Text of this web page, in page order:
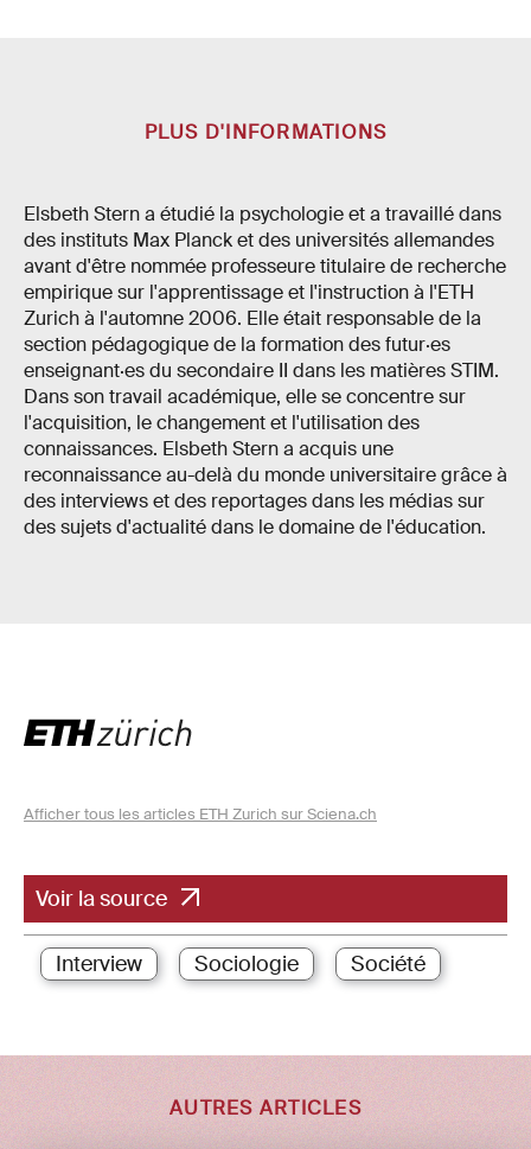
PLUS D'INFORMATIONS
Elsbeth Stern a étudié la psychologie et a travaillé dans
des instituts Max Planck et des universités allemandes
avant d'être nommée professeure titulaire de recherche
empirique sur l'apprentissage et l'instruction à l'ETH
Zurich à l'automne 2006. Elle était responsable de la
section pédagogique de la formation des futur·es
enseignant·es du secondaire II dans les matières STIM.
Dans son travail académique, elle se concentre sur
l'acquisition, le changement et l'utilisation des
connaissances. Elsbeth Stern a acquis une
reconnaissance au-delà du monde universitaire grâce à
des interviews et des reportages dans les médias sur
des sujets d'actualité dans le domaine de l'éducation.
Afficher tous les articles ETH Zurich sur Sciena.ch
Voir la source
Interview Sociologie Société
AUTRES ARTICLES